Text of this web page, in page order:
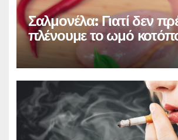
Σαλμονέλα: Γιατί δεν
πλένουμε το ωμό